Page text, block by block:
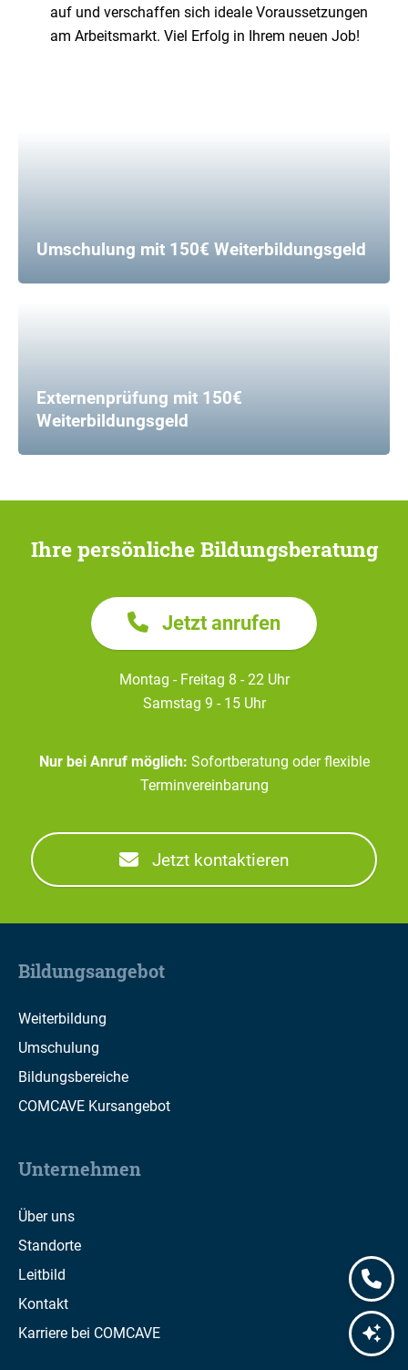
auf und verschaffen sich ideale Voraussetzungen
am Arbeitsmarkt. Viel Erfolg in Ihrem neuen Job!
Umschulung mit 150€ Weiterbildungsgeld
Externenprüfung mit 150€
Weiterbildungsgeld
Ihre persönliche Bildungsberatung
Jetzt anrufen
Montag - Freitag 8 - 22 Uhr
Samstag 9 - 15 Uhr
Nur bei Anruf möglich: Sofortberatung oder flexible
Terminvereinbarung
Jetzt kontaktieren
Bildungsangebot
Weiterbildung
Umschulung
Bildungsbereiche
COMCAVE Kursangebot
Unternehmen
Über uns
Standorte
Leitbild
Kontakt
Karriere bei COMCAVE